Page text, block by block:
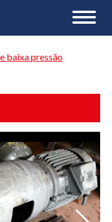
baixa pressão